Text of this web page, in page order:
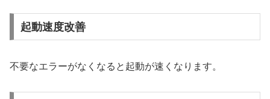
起動速度改善
不要なエラーがなくなると起動が速くなります。